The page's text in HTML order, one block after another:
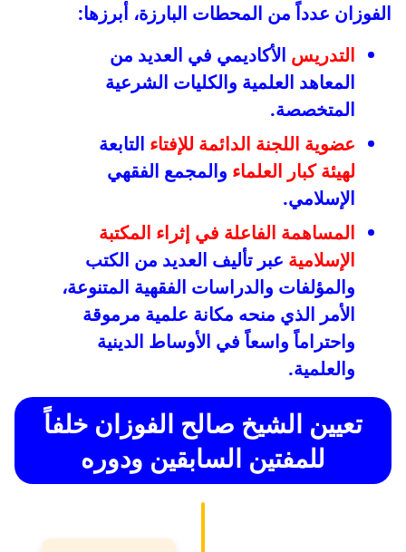
الفوزان عدداً من المحطات البارزة، أبرزها:
التدريس الأكاديمي في العديد من
المعاهد العلمية والكليات الشرعية
المتخصصة.
عضوية اللجنة الدائمة للإفتاء التابعة
لهيئة كبار العلماء والمجمع الفقهي
الإسلامي.
المساهمة الفاعلة في إثراء المكتبة
الإسلامية عبر تأليف العديد من الكتب
والمؤلفات والدراسات الفقهية المتنوعة،
الأمر الذي منحه مكانة علمية مرموقة
واحتراماً واسعاً في الأوساط الدينية
والعلمية.
تعيين الشيخ صالح الفوزان خلفاً
للمفتين السابقين ودوره